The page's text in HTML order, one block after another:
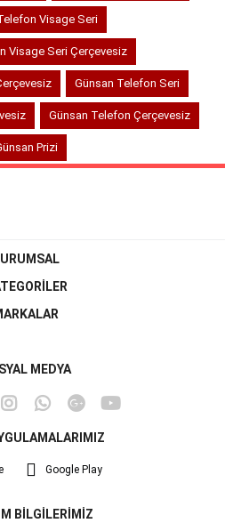
Visage Seri
Visage Seri Çerçevesiz
Günsan Telefon Seri
Günsan Telefon Çerçevesiz
Prizi
MEDYA
Google Play
BİLGİLERİMİZ